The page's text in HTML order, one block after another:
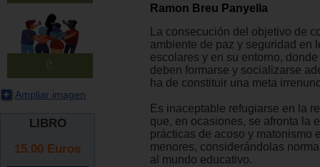
Ampliar imagen
LIBRO
15.00 Euros
Ramon Breu Panyella
La consecución del objetivo de
ambiente de paz y seguridad en
escolares y en su entorno,
deben formarse y socializarse
ha de constituir una meta
Es inaceptable refugiarse en la
que, en ocasiones, se afronta la
prácticas de acoso y matonismo
menores, considerándolas
al mundo educativo.